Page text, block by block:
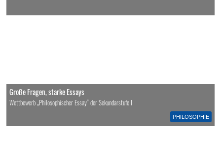
PHILOSOPHIE
Große Fragen, starke Essays
Wettbewerb „Philosophischer Essay“ der Sekundarstufe I